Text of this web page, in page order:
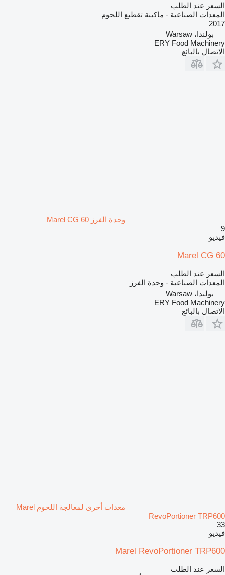
السعر عند الطلب
المعدات الصناعية - ماكينة تقطيع اللحوم
2017
بولندا، Warsaw
ERY Food Machinery
الاتصال بالبائع
وحدة الفرز Marel CG 60
9
فيديو
Marel CG 60
السعر عند الطلب
المعدات الصناعية - وحدة الفرز
بولندا، Warsaw
ERY Food Machinery
الاتصال بالبائع
معدات أخرى لمعالجة اللحوم Marel
RevoPortioner TRP600
33
فيديو
Marel RevoPortioner TRP600
السعر عند الطلب